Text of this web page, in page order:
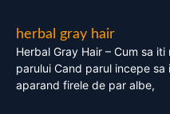
herbal gray hair
Herbal Gray Hair – Cum sa
parului Cand parul incepe
aparand firele de par albe,